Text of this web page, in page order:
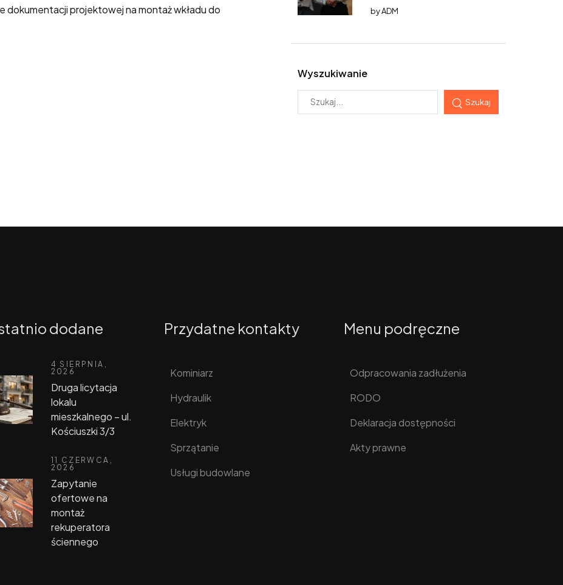
byADM
Wyszukiwanie
Szukaj
dokumentacji projektowej na montaż wkładu do
dodane
4 SIERPNIA,
2026
Druga licytacja
lokalu
mieszkalnego – ul.
Kościuszki 3/3
11 CZERWCA,
2026
Zapytanie
ofertowe na
montaż
rekuperatora
ściennego
Przydatne kontakty
Kominiarz
Hydraulik
Elektryk
Sprzątanie
Usługi budowlane
Menu podręczne
Odpracowania zadłużenia
RODO
Deklaracja dostępności
Akty prawne